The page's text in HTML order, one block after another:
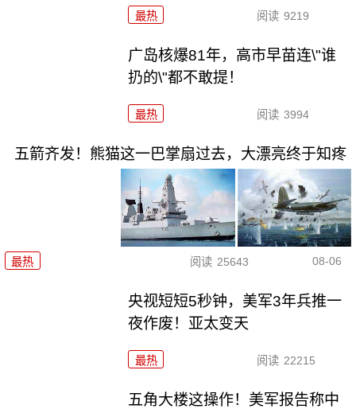
最热 阅读 9219
广岛核爆81年，高市早苗连\"谁
扔的\"都不敢提！
最热 阅读 3994
五箭齐发！熊猫这一巴掌扇过去，大漂亮终于知疼
最热 阅读 25643 08-06
央视短短5秒钟，美军3年兵推一
夜作废！亚太变天
最热 阅读 22215
五角大楼这操作！美军报告称中